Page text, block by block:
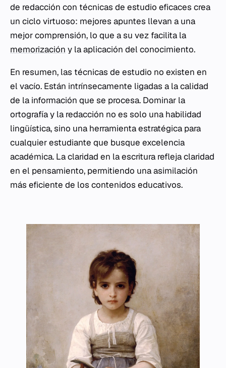
de redacción con técnicas de estudio eficaces crea
un ciclo virtuoso: mejores apuntes llevan a una
mejor comprensión, lo que a su vez facilita la
memorización y la aplicación del conocimiento.
En resumen, las técnicas de estudio no existen en
el vacío. Están intrínsecamente ligadas a la calidad
de la información que se procesa. Dominar la
ortografía y la redacción no es solo una habilidad
lingüística, sino una herramienta estratégica para
cualquier estudiante que busque excelencia
académica. La claridad en la escritura refleja claridad
en el pensamiento, permitiendo una asimilación
más eficiente de los contenidos educativos.